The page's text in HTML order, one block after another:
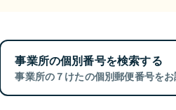
事業所の個別番号を検索する
事業所の７けたの個別郵便番号をお